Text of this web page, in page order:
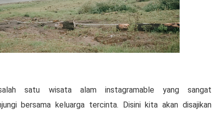
satu wisata alam instagramable yang sangat
bersama keluarga tercinta. Disini kita akan disajikan